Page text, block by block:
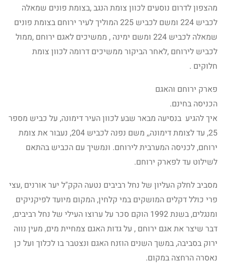
מהצפון לדרום נוסעים לכוון צומת הנגב ,בצומת פונים שמאלה
לכביש 224 ומשם לכביש 225 המוליך לעיר ירוחם בצומת פונים
שמאלה לכביש 224 ומשם ימינה , ממשיכים לאגם ירוחם ,ממול
לכביש לירוחם ,לאחר הביקור ממשיכים דרומה לכוון צומת
חלוקים .
פארק ירוחם והאגם
הכניסה בחינם.
איך להגיע בנסיעה מבאר שבע לכוון העיר דימונה, על כביש מספר
25, עד לצומת דימונה,, משם נפנה לכביש 204, נעבור את צומת
ירוחם, לכניסה המערבית לירוחם. ונמשיך עם הכביש בהתאם
לשילוט עד לפארק ירוחם.
מסביב לחלק העליון של נחל רביבים נטעה הקק"ל יער אורנים ,עצי
פרי כולל דקלים המושקים במי קלחין, המקום מיועד לפיקניקים
ומנגלים, בשנת 1992 הוקם סכר על ערוצו העילי של נחל רביבים,
דבר שיצר את אגם ירוחם , על גדות האגם צמחיית מים, מעין נווה
ירוק בסביבה, במשך השנים הוזנח האגם ונצטבר בו לכלוך ועל כן
נאסרה הרחצה במקום.